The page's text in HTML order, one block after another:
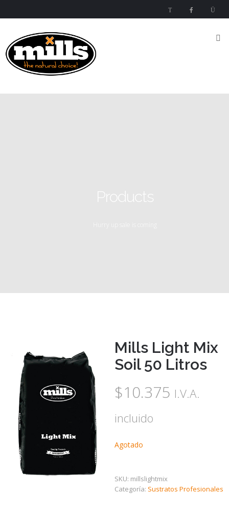
Products
Mills Light Mix
Soil 50 Litros
$10.375 I.V.A.
incluido
Agotado
SKU: millslightmix
Categoría: Sustratos Profesionales
Nutrientes
Mills